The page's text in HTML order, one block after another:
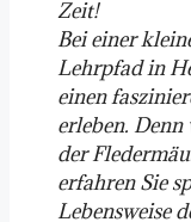
Zeit!
Bei einer
Lehrpfad in
einen
erleben.
der
erfahren Sie
Lebensweise